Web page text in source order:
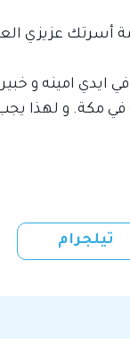
أسرتك عزيزي
ايدي امينه و
في مكة. و لهذا
تيلجرام
الحشرات